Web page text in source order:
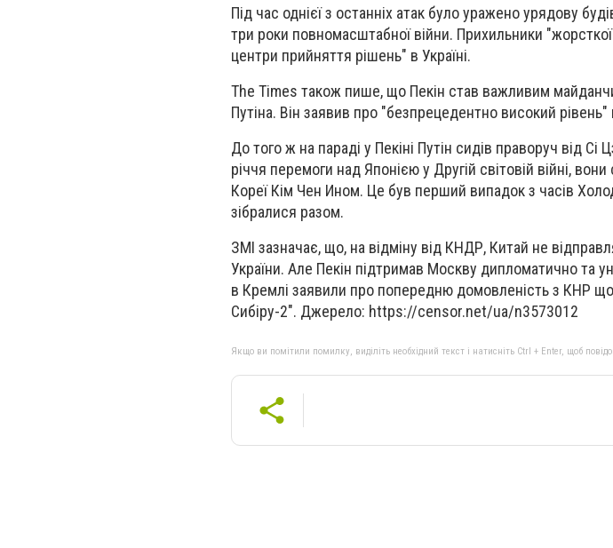
Під час однієї з останніх атак було уражено урядову
три роки повномасштабної війни. Прихильники "жорсткої
центри прийняття рішень" в Україні.
The Times також пише, що Пекін став важливим
Путіна. Він заявив про "безпрецедентно високий рівень"
До того ж на параді у Пекіні Путін сидів праворуч від
річчя перемоги над Японією у Другій світовій війні,
Кореї Кім Чен Ином. Це був перший випадок з часів
зібралися разом.
ЗМІ зазначає, що, на відміну від КНДР, Китай не
України. Але Пекін підтримав Москву дипломатично та
в Кремлі заявили про попередню домовленість з КНР
Сибіру-2". Джерело: https://censor.net/ua/n3573012
Якщо ви помітили помилку, виділіть необхідний текст і натисніть Ctrl + Enter, щоб